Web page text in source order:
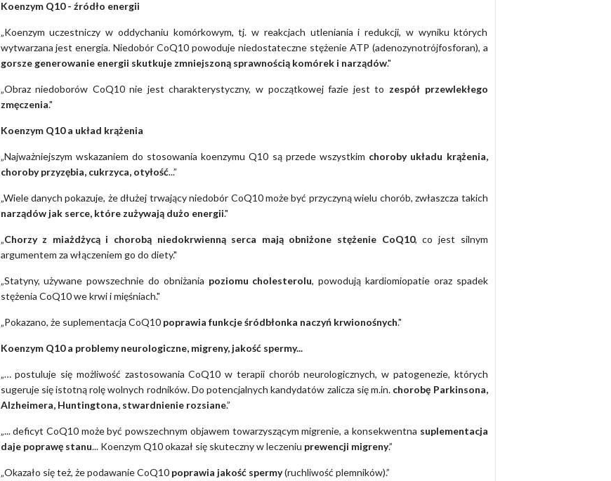
Koenzym Q10 - źródło energii
„Koenzym uczestniczy w oddychaniu komórkowym, tj. w reakcjach utleniania i redukcji, w wyniku których
wytwarzana jest energia. Niedobór CoQ10 powoduje niedostateczne stężenie ATP (adenozynotrójfosforan), a
gorsze generowanie energii skutkuje zmniejszoną sprawnością komórek i narządów."
„Obraz niedoborów CoQ10 nie jest charakterystyczny, w początkowej fazie jest to zespół przewlekłego
zmęczenia."
Koenzym Q10 a układ krążenia
„Najważniejszym wskazaniem do stosowania koenzymu Q10 są przede wszystkim choroby układu krążenia,
choroby przyzębia, cukrzyca, otyłość...”
„Wiele danych pokazuje, że dłużej trwający niedobór CoQ10 może być przyczyną wielu chorób, zwłaszcza takich
narządów jak serce, które zużywają dużo energii."
„Chorzy z miażdżycą i chorobą niedokrwienną serca mają obniżone stężenie CoQ10, co jest silnym
argumentem za włączeniem go do diety."
„Statyny, używane powszechnie do obniżania poziomu cholesterolu, powodują kardiomiopatie oraz spadek
stężenia CoQ10 we krwi i mięśniach."
„Pokazano, że suplementacja CoQ10 poprawia funkcje śródbłonka naczyń krwionośnych."
Koenzym Q10 a problemy neurologiczne, migreny, jakość spermy...
„… postuluje się możliwość zastosowania CoQ10 w terapii chorób neurologicznych, w patogenezie, których
sugeruje się istotną rolę wolnych rodników. Do potencjalnych kandydatów zalicza się m.in. chorobę Parkinsona,
Alzheimera, Huntingtona, stwardnienie rozsiane.”
„... deficyt CoQ10 może być powszechnym objawem towarzyszącym migrenie, a konsekwentna suplementacja
daje poprawę stanu... Koenzym Q10 okazał się skuteczny w leczeniu prewencji migreny.”
„Okazało się też, że podawanie CoQ10 poprawia jakość spermy(ruchliwość plemników).”